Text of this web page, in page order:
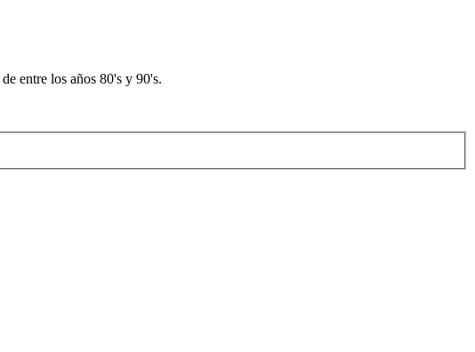
entre los años 80's y 90's.